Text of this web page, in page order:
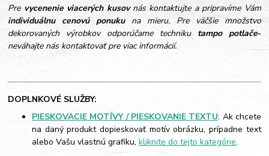
Pre vycenenie viacerých kusovnás kontaktujte a pripravíme Vám
individuálnu cenovú ponukuna mieru. Pre väčšie množstvo
dekorovaných výrobkov odporúčame techniku tampo potlače-
neváhajte nás kontaktovať pre viac informácií.
DOPLNKOVÉ SLUŽBY:
PIESKOVACIE MOTÍVY / PIESKOVANIE TEXTU: Ak chcete
na daný produkt dopieskovať motív obrázku, prípadne text
alebo Vašu vlastnú grafiku,kliknite do tejto kategórie.